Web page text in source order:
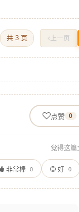
共 3 页 上一页
点赞 0
觉得这篇
非常棒 0 好 0